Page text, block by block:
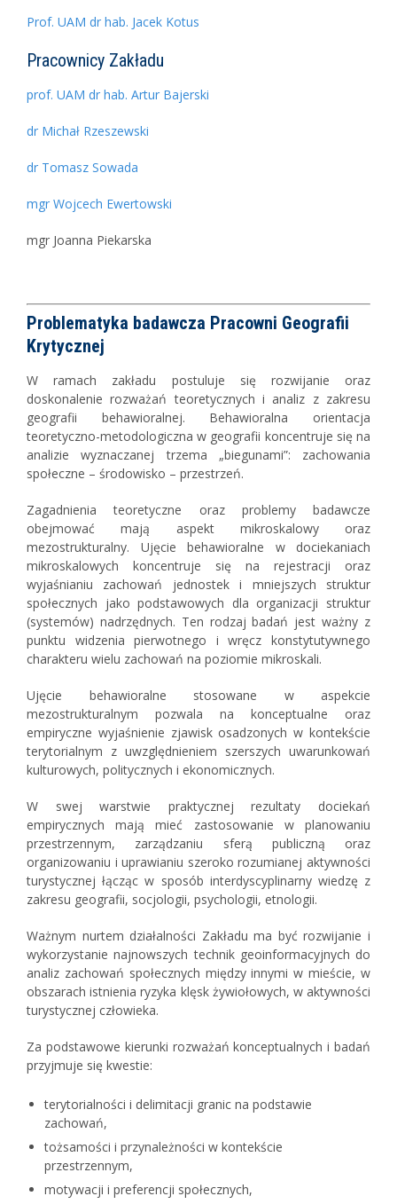
Prof. UAM dr hab. Jacek Kotus
Pracownicy Zakładu
prof. UAM dr hab. Artur Bajerski
dr Michał Rzeszewski
dr Tomasz Sowada
mgr Wojcech Ewertowski
mgr Joanna Piekarska
Problematyka badawcza Pracowni Geografii
Krytycznej
W ramach zakładu postuluje się rozwijanie oraz
doskonalenie rozważań teoretycznych i analiz z zakresu
geografii behawioralnej. Behawioralna orientacja
teoretyczno-metodologiczna w geografii koncentruje się na
analizie wyznaczanej trzema „biegunami”: zachowania
społeczne – środowisko – przestrzeń.
Zagadnienia teoretyczne oraz problemy badawcze
obejmować mają aspekt mikroskalowy oraz
mezostrukturalny. Ujęcie behawioralne w dociekaniach
mikroskalowych koncentruje się na rejestracji oraz
wyjaśnianiu zachowań jednostek i mniejszych struktur
społecznych jako podstawowych dla organizacji struktur
(systemów) nadrzędnych. Ten rodzaj badań jest ważny z
punktu widzenia pierwotnego i wręcz konstytutywnego
charakteru wielu zachowań na poziomie mikroskali.
Ujęcie behawioralne stosowane w aspekcie
mezostrukturalnym pozwala na konceptualne oraz
empiryczne wyjaśnienie zjawisk osadzonych w kontekście
terytorialnym z uwzględnieniem szerszych uwarunkowań
kulturowych, politycznych i ekonomicznych.
W swej warstwie praktycznej rezultaty dociekań
empirycznych mają mieć zastosowanie w planowaniu
przestrzennym, zarządzaniu sferą publiczną oraz
organizowaniu i uprawianiu szeroko rozumianej aktywności
turystycznej łącząc w sposób interdyscyplinarny wiedzę z
zakresu geografii, socjologii, psychologii, etnologii.
Ważnym nurtem działalności Zakładu ma być rozwijanie i
wykorzystanie najnowszych technik geoinformacyjnych do
analiz zachowań społecznych między innymi w mieście, w
obszarach istnienia ryzyka klęsk żywiołowych, w aktywności
turystycznej człowieka.
Za podstawowe kierunki rozważań konceptualnych i badań
przyjmuje się kwestie:
terytorialności i delimitacji granic na podstawie
zachowań,
tożsamości i przynależności w kontekście
przestrzennym,
motywacji i preferencji społecznych,